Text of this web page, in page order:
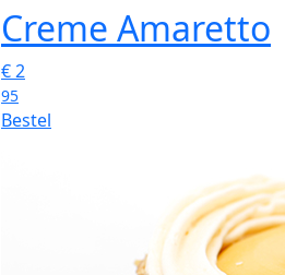
Creme Amaretto
€2
95
Bestel